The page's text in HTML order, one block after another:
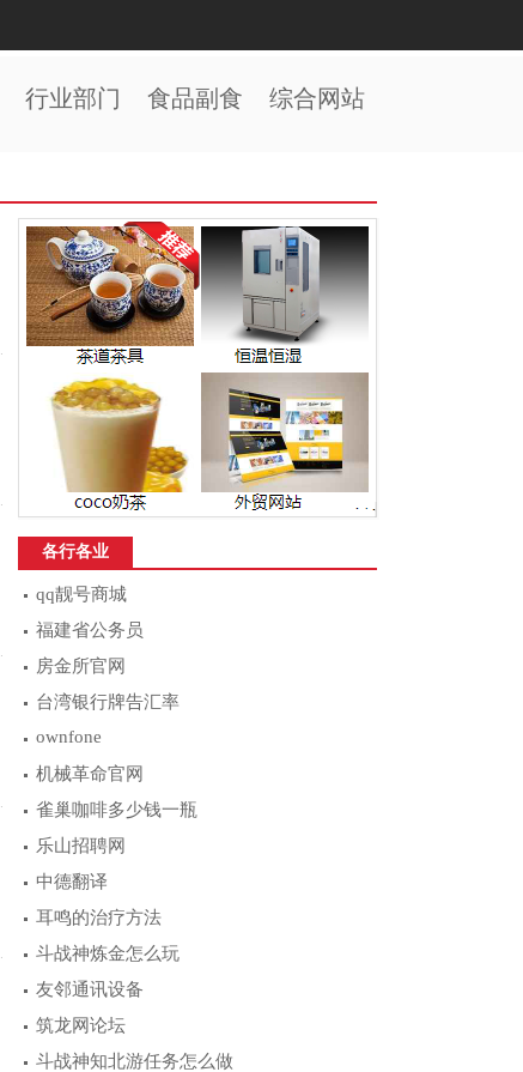
行业部门 食品副食 综合网站
各行各业
qq靓号商城
福建省公务员
房金所官网
台湾银行牌告汇率
ownfone
机械革命官网
雀巢咖啡多少钱一瓶
乐山招聘网
中德翻译
耳鸣的治疗方法
斗战神炼金怎么玩
友邻通讯设备
筑龙网论坛
斗战神知北游任务怎么做